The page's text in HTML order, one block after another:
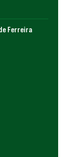
Ferreira